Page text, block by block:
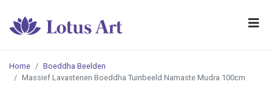
Home
Boeddha Beelden
Massief Lavastenen Boeddha Tuinbeeld Namaste Mudra 100cm